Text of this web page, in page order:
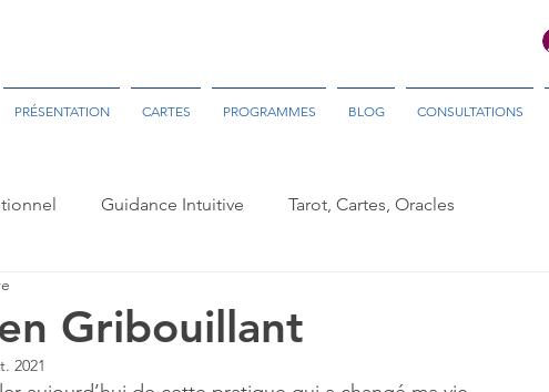
PRÉSENTATION CARTES PROGRAMMES BLOG CONSULTATIONS
Guidance Intuitive Tarot, Cartes, Oracles
Gribouillant
2021